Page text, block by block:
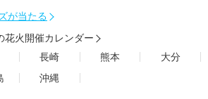
が当たる
花火開催カレンダー
長崎 熊本
大分
沖縄